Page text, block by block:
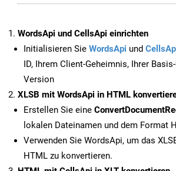
WordsApi und CellsApi einrichten
Initialisieren Sie WordsApi und
ID, Ihrem Client-Geheimnis, Ihrer
Version
XLSB mit WordsApi in HTML
Erstellen Sie eine
lokalen Dateinamen und dem Format
Verwenden Sie WordsApi, um das
HTML zu konvertieren.